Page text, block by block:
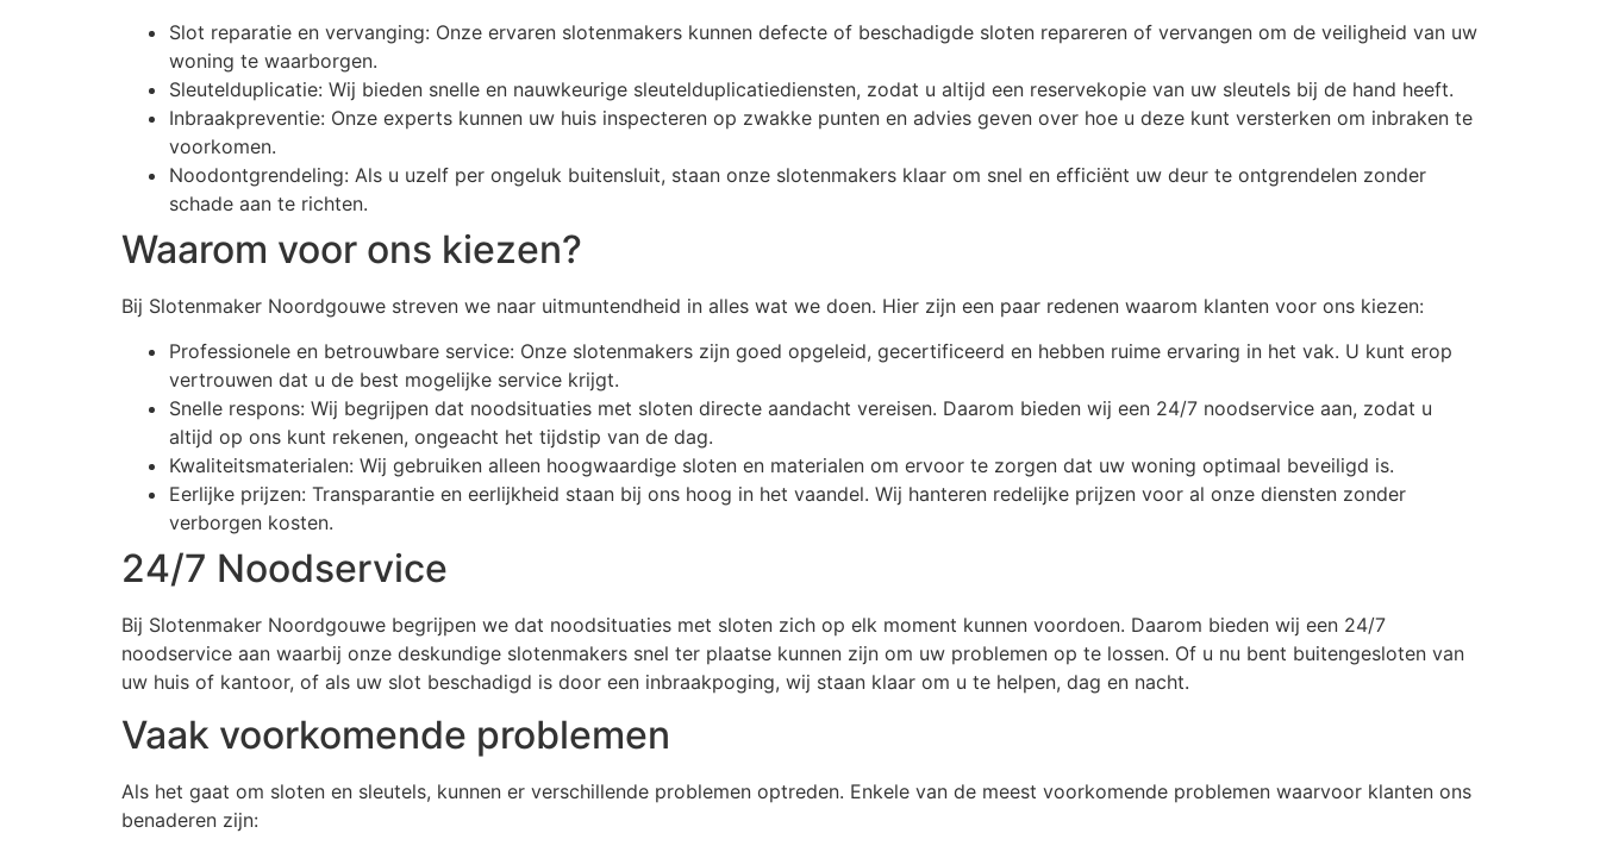
Slot reparatie en vervanging: Onze ervaren slotenmakers kunnen defecte of beschadigde sloten repareren of vervangen om de veiligheid van uw
woning te waarborgen.
Sleutelduplicatie: Wij bieden snelle en nauwkeurige sleutelduplicatiediensten, zodat u altijd een reservekopie van uw sleutels bij de hand heeft.
Inbraakpreventie: Onze experts kunnen uw huis inspecteren op zwakke punten en advies geven over hoe u deze kunt versterken om inbraken te
voorkomen.
Noodontgrendeling: Als u uzelf per ongeluk buitensluit, staan onze slotenmakers klaar om snel en efficiënt uw deur te ontgrendelen zonder
schade aan te richten.
Waarom voor ons kiezen?
Bij Slotenmaker Noordgouwe streven we naar uitmuntendheid in alles wat we doen. Hier zijn een paar redenen waarom klanten voor ons kiezen:
Professionele en betrouwbare service: Onze slotenmakers zijn goed opgeleid, gecertificeerd en hebben ruime ervaring in het vak. U kunt erop
vertrouwen dat u de best mogelijke service krijgt.
Snelle respons: Wij begrijpen dat noodsituaties met sloten directe aandacht vereisen. Daarom bieden wij een 24/7 noodservice aan, zodat u
altijd op ons kunt rekenen, ongeacht het tijdstip van de dag.
Kwaliteitsmaterialen: Wij gebruiken alleen hoogwaardige sloten en materialen om ervoor te zorgen dat uw woning optimaal beveiligd is.
Eerlijke prijzen: Transparantie en eerlijkheid staan bij ons hoog in het vaandel. Wij hanteren redelijke prijzen voor al onze diensten zonder
verborgen kosten.
24/7 Noodservice
Bij Slotenmaker Noordgouwe begrijpen we dat noodsituaties met sloten zich op elk moment kunnen voordoen. Daarom bieden wij een 24/7
noodservice aan waarbij onze deskundige slotenmakers snel ter plaatse kunnen zijn om uw problemen op te lossen. Of u nu bent buitengesloten van
uw huis of kantoor, of als uw slot beschadigd is door een inbraakpoging, wij staan klaar om u te helpen, dag en nacht.
Vaak voorkomende problemen
Als het gaat om sloten en sleutels, kunnen er verschillende problemen optreden. Enkele van de meest voorkomende problemen waarvoor klanten ons
benaderen zijn: